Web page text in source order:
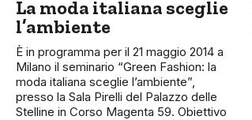
La moda italiana sceglie
l’ambiente
È in programma per il 21 maggio 2014 a
Milano il seminario “Green Fashion: la
moda italiana sceglie l’ambiente”,
presso la Sala Pirelli del Palazzo delle
Stelline in Corso Magenta 59. Obiettivo